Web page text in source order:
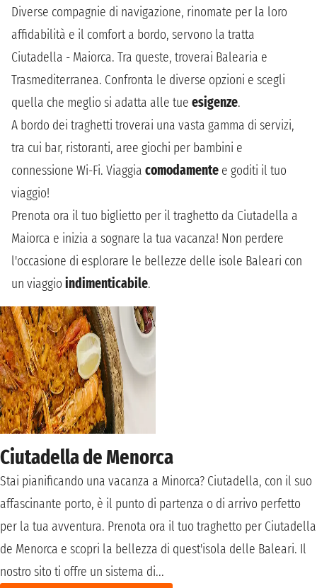
Diverse compagnie di navigazione, rinomate per la loro
affidabilità e il comfort a bordo, servono la tratta
Ciutadella - Maiorca. Tra queste, troverai Balearia e
Trasmediterranea. Confronta le diverse opzioni e scegli
quella che meglio si adatta alle tue esigenze.
A bordo dei traghetti troverai una vasta gamma di servizi,
tra cui bar, ristoranti, aree giochi per bambini e
connessione Wi-Fi. Viaggia comodamente e goditi il tuo
viaggio!
Prenota ora il tuo biglietto per il traghetto da Ciutadella a
Maiorca e inizia a sognare la tua vacanza! Non perdere
l'occasione di esplorare le bellezze delle isole Baleari con
un viaggio indimenticabile.
Ciutadella de Menorca
Stai pianificando una vacanza a Minorca? Ciutadella, con il suo
affascinante porto, è il punto di partenza o di arrivo perfetto
per la tua avventura. Prenota ora il tuo traghetto per Ciutadella
de Menorca e scopri la bellezza di quest'isola delle Baleari. Il
nostro sito ti offre un sistema di...